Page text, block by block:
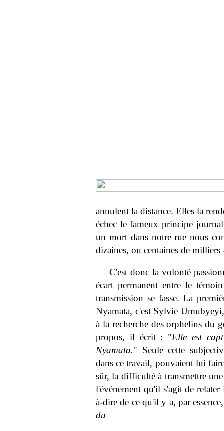
annulent la distance. Elles la
échec le fameux principe
un mort dans notre rue nous
dizaines, ou centaines de
C'est donc la volonté
écart permanent entre le
transmission se fasse. La
Nyamata, c'est Sylvie
à la recherche des orphelins du
propos, il écrit : "Elle est
Nyamata." Seule cette
dans ce travail, pouvaient lui
sûr, la difficulté à transmettre
l'événement qu'il s'agit de
à-dire de ce qu'il y a, par
du